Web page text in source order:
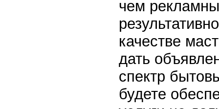
чем
качестве
дать
спектр
будете